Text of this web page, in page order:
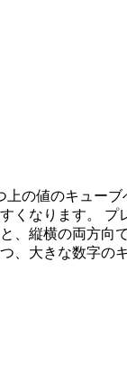
の値のキュー
くなります。 プ
、縦横の両方向
、大きな数字の